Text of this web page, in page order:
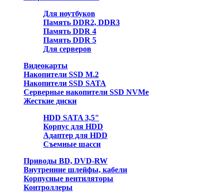
Для ноутбуков
Память DDR2, DDR3
Память DDR 4
Память DDR 5
Для серверов
Видеокарты
Накопители SSD M.2
Накопители SSD SATA
Серверные накопители SSD NVMe
Жесткие диски
HDD SATA 3,5"
Корпус для HDD
Адаптер для HDD
Съемные шасси
Приводы BD, DVD-RW
Внутренние шлейфы, кабели
Корпусные вентиляторы
Контроллеры